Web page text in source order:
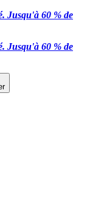
Jusqu'à 60 % de
Jusqu'à 60 % de